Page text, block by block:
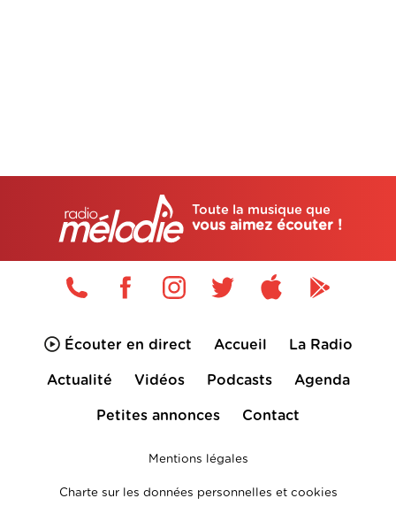
Toute la musique que
vous aimez écouter !
Écouter en direct Accueil La Radio
Actualité Vidéos Podcasts Agenda
Petites annonces Contact
Mentions légales
Charte sur les données personnelles et cookies